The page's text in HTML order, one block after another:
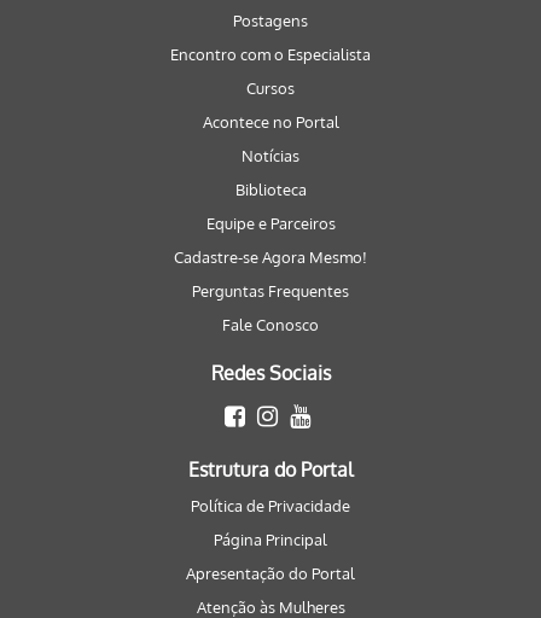
Postagens
Encontro com o Especialista
Cursos
Acontece no Portal
Notícias
Biblioteca
Equipe e Parceiros
Cadastre-se Agora Mesmo!
Perguntas Frequentes
Fale Conosco
Redes Sociais
Estrutura do Portal
Política de Privacidade
Página Principal
Apresentação do Portal
Atenção às Mulheres